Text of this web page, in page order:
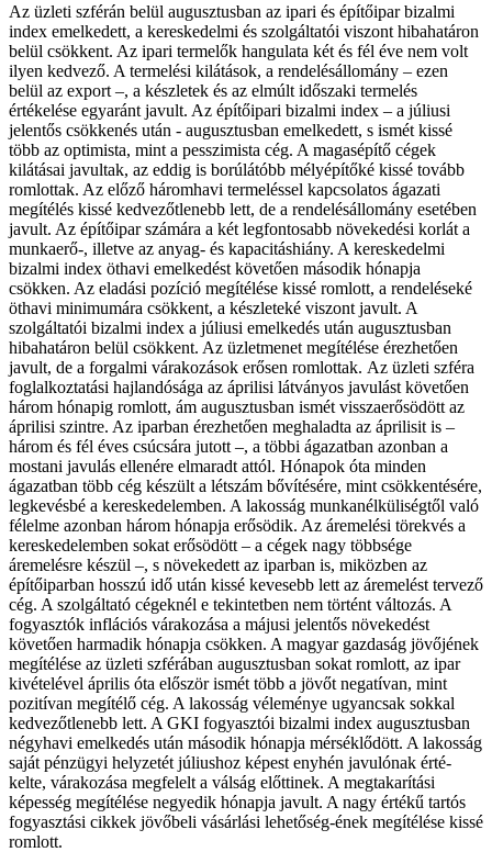
Az üzleti szférán belül augusztusban az ipari és építőipar bizalmi
index emelkedett, a kereskedelmi és szolgáltatói viszont hibahatáron
belül csökkent. Az ipari termelők hangulata két és fél éve nem volt
ilyen kedvező. A termelési kilátások, a rendelésállomány – ezen
belül az export –, a készletek és az elmúlt időszaki termelés
értékelése egyaránt javult. Az építőipari bizalmi index – a júliusi
jelentős csökkenés után - augusztusban emelkedett, s ismét kissé
több az optimista, mint a pesszimista cég. A magasépítő cégek
kilátásai javultak, az eddig is borúlátóbb mélyépítőké kissé tovább
romlottak. Az előző háromhavi termeléssel kapcsolatos ágazati
megítélés kissé kedvezőtlenebb lett, de a rendelésállomány esetében
javult. Az építőipar számára a két legfontosabb növekedési korlát a
munkaerő-, illetve az anyag- és kapacitáshiány. A kereskedelmi
bizalmi index öthavi emelkedést követően második hónapja
csökken. Az eladási pozíció megítélése kissé romlott, a rendeléseké
öthavi minimumára csökkent, a készleteké viszont javult. A
szolgáltatói bizalmi index a júliusi emelkedés után augusztusban
hibahatáron belül csökkent. Az üzletmenet megítélése érezhetően
javult, de a forgalmi várakozások erősen romlottak. Az üzleti szféra
foglalkoztatási hajlandósága az áprilisi látványos javulást követően
három hónapig romlott, ám augusztusban ismét visszaerősödött az
áprilisi szintre. Az iparban érezhetően meghaladta az áprilisit is –
három és fél éves csúcsára jutott –, a többi ágazatban azonban a
mostani javulás ellenére elmaradt attól. Hónapok óta minden
ágazatban több cég készült a létszám bővítésére, mint csökkentésére,
legkevésbé a kereskedelemben. A lakosság munkanélküliségtől való
félelme azonban három hónapja erősödik. Az áremelési törekvés a
kereskedelemben sokat erősödött – a cégek nagy többsége
áremelésre készül –, s növekedett az iparban is, miközben az
építőiparban hosszú idő után kissé kevesebb lett az áremelést tervező
cég. A szolgáltató cégeknél e tekintetben nem történt változás. A
fogyasztók inflációs várakozása a májusi jelentős növekedést
követően harmadik hónapja csökken. A magyar gazdaság jövőjének
megítélése az üzleti szférában augusztusban sokat romlott, az ipar
kivételével április óta először ismét több a jövőt negatívan, mint
pozitívan megítélő cég. A lakosság véleménye ugyancsak sokkal
kedvezőtlenebb lett. A GKI fogyasztói bizalmi index augusztusban
négyhavi emelkedés után második hónapja mérséklődött. A lakosság
saját pénzügyi helyzetét júliushoz képest enyhén javulónak érté-
kelte, várakozása megfelelt a válság előttinek. A megtakarítási
képesség megítélése negyedik hónapja javult. A nagy értékű tartós
fogyasztási cikkek jövőbeli vásárlási lehetőség-ének megítélése kissé
romlott.